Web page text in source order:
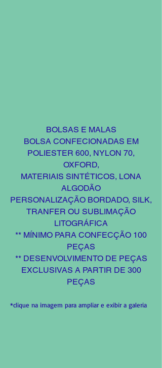
BOLSAS E MALAS
BOLSA CONFECIONADAS EM
POLIESTER 600, NYLON 70,
OXFORD,
MATERIAIS SINTÉTICOS, LONA
ALGODÃO
PERSONALIZAÇÃO BORDADO, SILK,
TRANFER OU SUBLIMAÇÃO
LITOGRÁFICA
** MÍNIMO PARA CONFECÇÃO 100
PEÇAS
** DESENVOLVIMENTO DE PEÇAS
EXCLUSIVAS A PARTIR DE 300
PEÇAS
*clique na imagem para ampliar e exibir a galeria